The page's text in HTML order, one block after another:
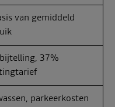
van gemiddeld
37%
parkeerkosten